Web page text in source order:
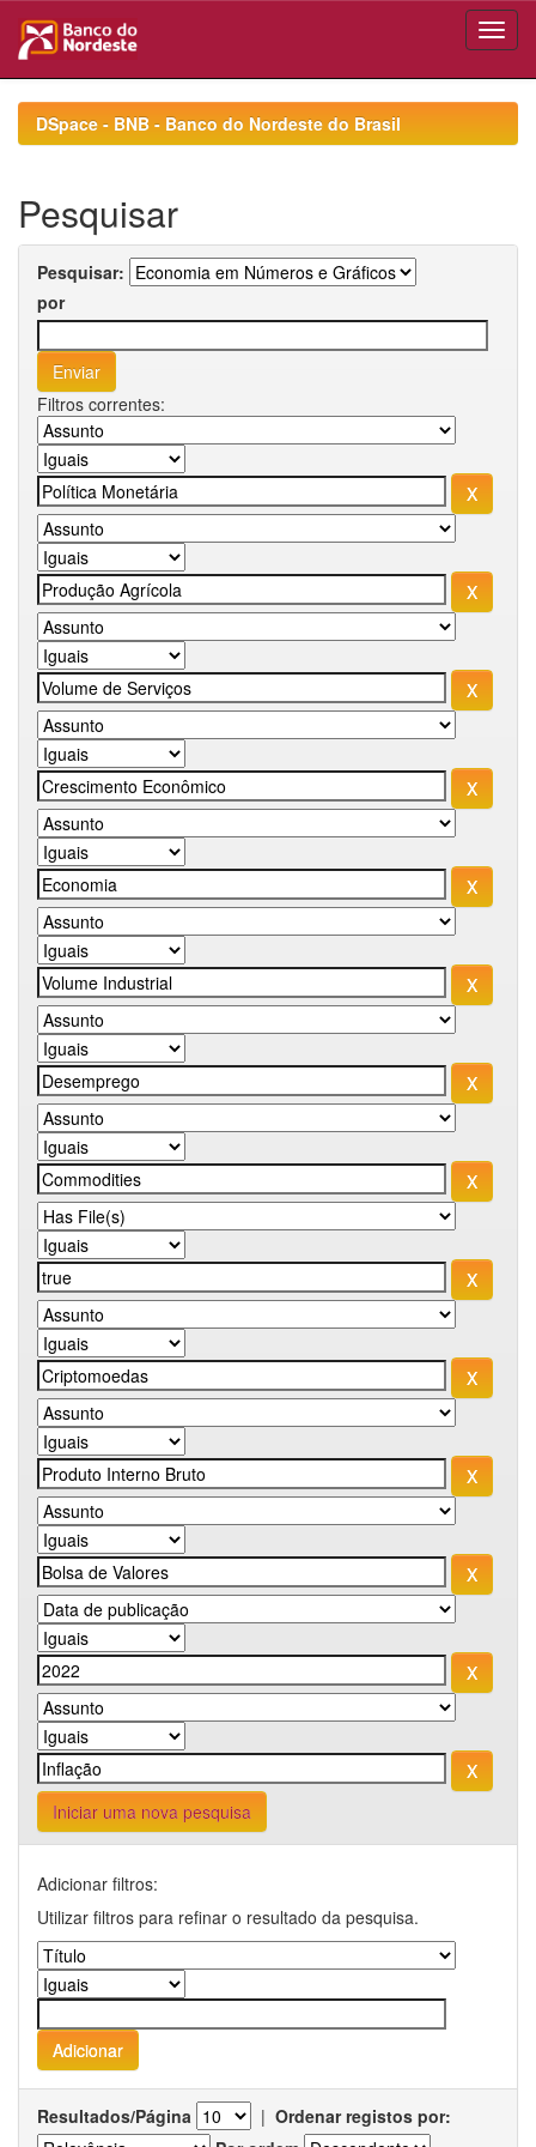
navigationDSpace - BNB - Banco do Nordeste do Brasil
Pesquisar
Pesquisar:
por
Filtros correntes:
Iniciar uma nova pesquisa
Adicionar filtros:
Utilizar filtros para refinar o resultado da pesquisa.
Resultados/Página | Ordenar registos por: